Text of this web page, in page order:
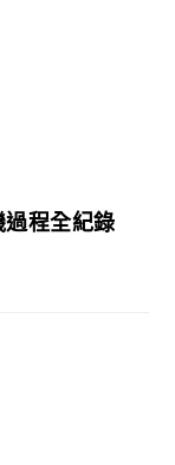
程全紀錄